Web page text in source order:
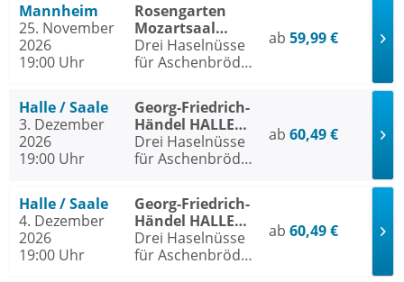
Mannheim
25. November
2026
19:00 Uhr
Rosengarten
Mozartsaal
Mannheim
Drei Haselnüsse
für Aschenbrödel
ab 59,99 €
Halle / Saale
3. Dezember
2026
19:00 Uhr
Georg-Friedrich-
Händel HALLE
Halle / Saale
Drei Haselnüsse
für Aschenbrödel
ab 60,49 €
Halle / Saale
4. Dezember
2026
19:00 Uhr
Georg-Friedrich-
Händel HALLE
Halle / Saale
Drei Haselnüsse
für Aschenbrödel
ab 60,49 €